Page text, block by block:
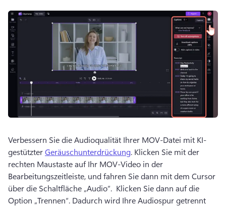
Verbessern Sie die Audioqualität Ihrer MOV-Datei mit KI-
gestützter Geräuschunterdrückung. Klicken Sie mit der
rechten Maustaste auf Ihr MOV-Video in der
Bearbeitungszeitleiste, und fahren Sie dann mit dem Cursor
über die Schaltfläche „Audio“. Klicken Sie dann auf die
Option „Trennen“. Dadurch wird Ihre Audiospur getrennt